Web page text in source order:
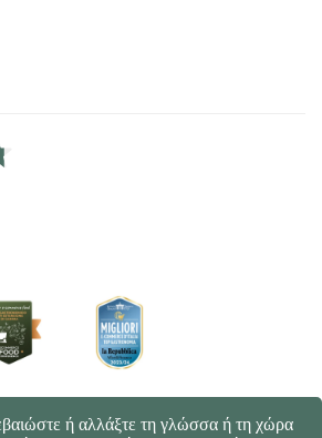
SRL - Società Benefit | Verona - Italy |